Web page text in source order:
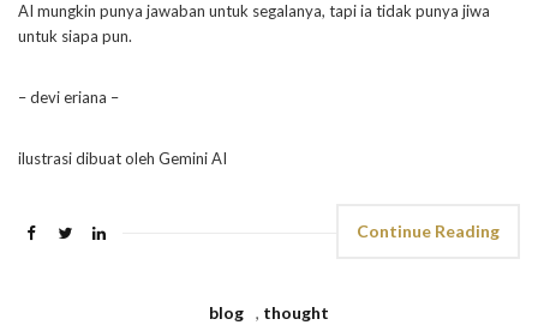
AI mungkin punya jawaban untuk segalanya, tapi ia tidak punya jiwa
untuk siapa pun.
– devi eriana –
ilustrasi dibuat oleh Gemini AI
Continue Reading
blog , thought